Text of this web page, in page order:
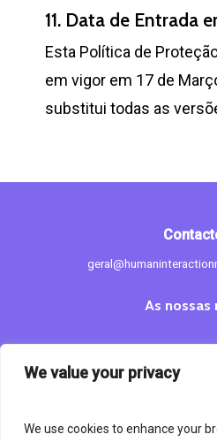
We value your privacy
We use cookies to enhance your
11. Data de Entrada
Esta Política de
em vigor em 17 de
substitui todas as
As nossas
Política de